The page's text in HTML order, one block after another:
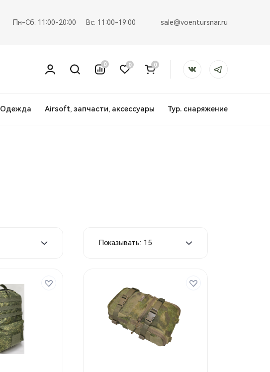
Пн-Сб: 11:00-20:00 Вс: 11:00-19:00 sale@voentursnar.ru
0 0 0
Одежда Airsoft, запчасти, аксессуары Тур. снаряжение
Показывать: 15